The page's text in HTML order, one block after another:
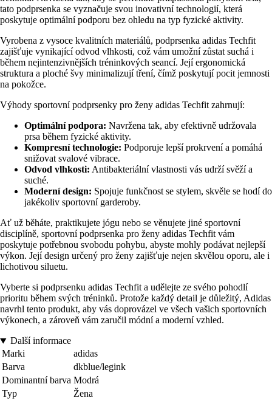
tato podprsenka se vyznačuje svou inovativní technologií, která
poskytuje optimální podporu bez ohledu na typ fyzické aktivity.
Vyrobena z vysoce kvalitních materiálů, podprsenka adidas Techfit
zajišťuje vynikající odvod vlhkosti, což vám umožní zůstat suchá i
během nejintenzivnějších tréninkových seancí. Její ergonomická
struktura a ploché švy minimalizují tření, čímž poskytují pocit jemnosti
na pokožce.
Výhody sportovní podprsenky pro ženy adidas Techfit zahrnují:
Optimální podpora: Navržena tak, aby efektivně udržovala
prsa během fyzické aktivity.
Kompresní technologie: Podporuje lepší prokrvení a pomáhá
snižovat svalové vibrace.
Odvod vlhkosti: Antibakteriální vlastnosti vás udrží svěží a
suché.
Moderní design: Spojuje funkčnost se stylem, skvěle se hodí do
jakékoliv sportovní garderoby.
Ať už běháte, praktikujete jógu nebo se věnujete jiné sportovní
disciplíně, sportovní podprsenka pro ženy adidas Techfit vám
poskytuje potřebnou svobodu pohybu, abyste mohly podávat nejlepší
výkon. Její design určený pro ženy zajišťuje nejen skvělou oporu, ale i
lichotivou siluetu.
Vyberte si podprsenku adidas Techfit a udělejte ze svého pohodlí
prioritu během svých tréninků. Protože každý detail je důležitý, Adidas
navrhl tento produkt, aby vás doprovázel ve všech vašich sportovních
výkonech, a zároveň vám zaručil módní a moderní vzhled.
Další informace
Marki
adidas
Barva
dkblue/legink
Dominantní barva Modrá
Typ
Žena